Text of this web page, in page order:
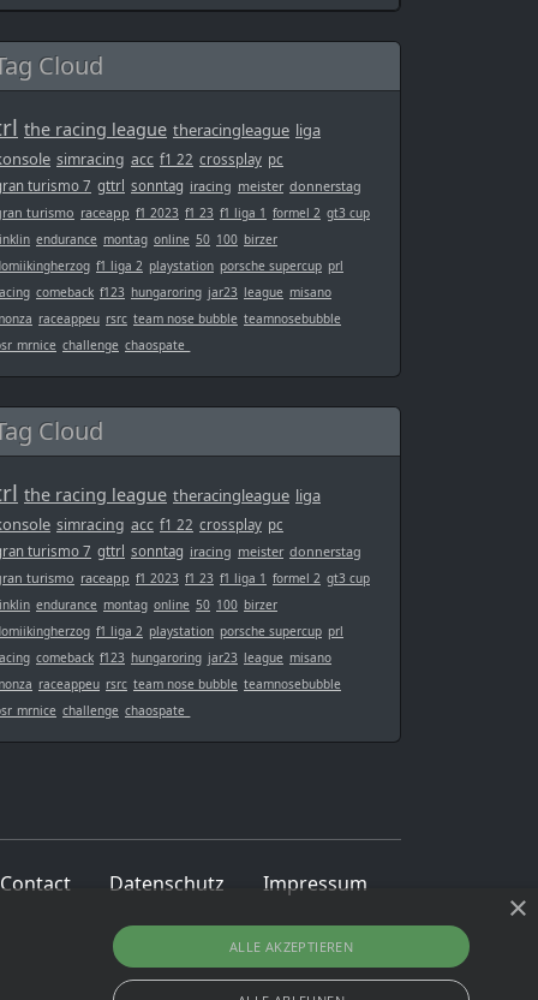
Cloud
the racing league theracingleague liga
simracing acc f1 22 crossplay pc
turismo 7 gttrl sonntag iracing meister donnerstag
turismo raceapp f1 2023 f1 23 f1 liga 1 formel 2 gt3 cup
endurance montag online 50 100 birzer
f1 liga 2 playstation porsche supercup prl
comeback f123 hungaroring jar23 league misano
raceappeu rsrc team nose bubble teamnosebubble
challenge chaospate_
Cloud
the racing league theracingleague liga
simracing acc f1 22 crossplay pc
turismo 7 gttrl sonntag iracing meister donnerstag
turismo raceapp f1 2023 f1 23 f1 liga 1 formel 2 gt3 cup
endurance montag online 50 100 birzer
f1 liga 2 playstation porsche supercup prl
comeback f123 hungaroring jar23 league misano
raceappeu rsrc team nose bubble teamnosebubble
challenge chaospate_
Contact Datenschutz Impressum
×
ALLE AKZEPTIEREN